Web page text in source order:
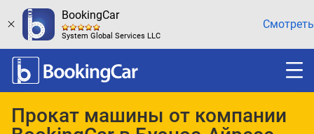
BookingCar
System Global Services LLC
Смотреть
Прокат машины от компании